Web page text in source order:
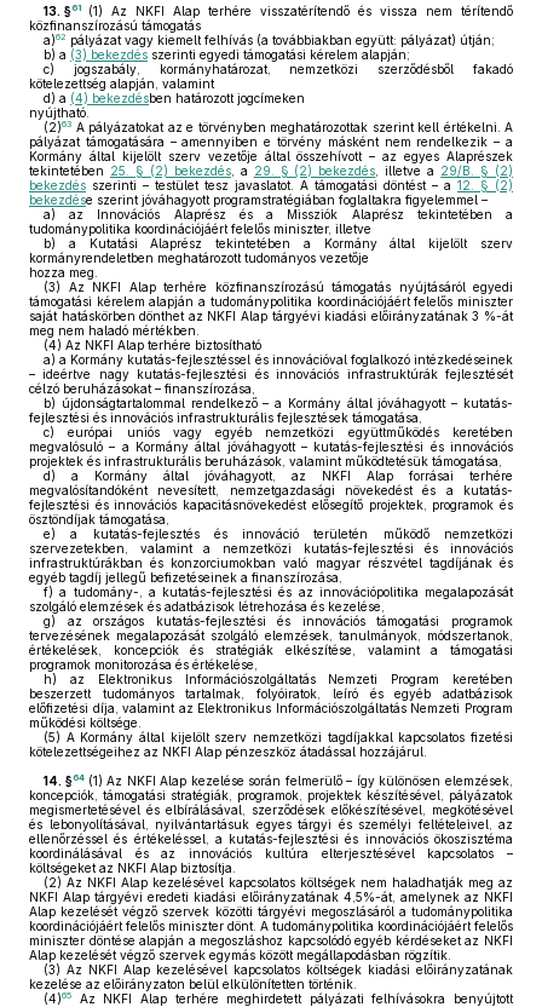
13. §61 (1) Az NKFI Alap terhére visszatérítendő és vissza nem térítendő
közfinanszírozású támogatás
a)62 pályázat vagy kiemelt felhívás (a továbbiakban együtt: pályázat) útján;
b) a (3) bekezdés szerinti egyedi támogatási kérelem alapján;
c) jogszabály, kormányhatározat, nemzetközi szerződésből fakadó
kötelezettség alapján, valamint
d) a (4) bekezdésben határozott jogcímeken
nyújtható.
(2)63 A pályázatokat az e törvényben meghatározottak szerint kell értékelni. A
pályázat támogatására – amennyiben e törvény másként nem rendelkezik – a
Kormány által kijelölt szerv vezetője által összehívott – az egyes Alaprészek
tekintetében 25. § (2) bekezdés, a 29. § (2) bekezdés , illetve a 29/B. § (2)
bekezdés szerinti – testület tesz javaslatot. A támogatási döntést – a 12. § (2)
bekezdése szerint jóváhagyott programstratégiában foglaltakra figyelemmel –
a) az Innovációs Alaprész és a Missziók Alaprész tekintetében a
tudománypolitika koordinációjáért felelős miniszter, illetve
b) a Kutatási Alaprész tekintetében a Kormány által kijelölt szerv
kormányrendeletben meghatározott tudományos vezetője
hozza meg.
(3) Az NKFI Alap terhére közfinanszírozású támogatás nyújtásáról egyedi
támogatási kérelem alapján a tudománypolitika koordinációjáért felelős miniszter
saját hatáskörben dönthet az NKFI Alap tárgyévi kiadási előirányzatának 3 %-át
meg nem haladó mértékben.
(4) Az NKFI Alap terhére biztosítható
a) a Kormány kutatás-fejlesztéssel és innovációval foglalkozó intézkedéseinek
– ideértve nagy kutatás-fejlesztési és innovációs infrastruktúrák fejlesztését
célzó beruházásokat – finanszírozása,
b) újdonságtartalommal rendelkező – a Kormány által jóváhagyott – kutatás-
fejlesztési és innovációs infrastrukturális fejlesztések támogatása,
c) európai uniós vagy egyéb nemzetközi együttműködés keretében
megvalósuló – a Kormány által jóváhagyott – kutatás-fejlesztési és innovációs
projektek és infrastrukturális beruházások, valamint működtetésük támogatása,
d) a Kormány által jóváhagyott, az NKFI Alap forrásai terhére
megvalósítandóként nevesített, nemzetgazdasági növekedést és a kutatás-
fejlesztési és innovációs kapacitásnövekedést elősegítő projektek, programok és
ösztöndíjak támogatása,
e) a kutatás-fejlesztés és innováció területén működő nemzetközi
szervezetekben, valamint a nemzetközi kutatás-fejlesztési és innovációs
infrastruktúrákban és konzorciumokban való magyar részvétel tagdíjának és
egyéb tagdíj jellegű befizetéseinek a finanszírozása,
f) a tudomány-, a kutatás-fejlesztési és az innovációpolitika megalapozását
szolgáló elemzések és adatbázisok létrehozása és kezelése,
g) az országos kutatás-fejlesztési és innovációs támogatási programok
tervezésének megalapozását szolgáló elemzések, tanulmányok, módszertanok,
értékelések, koncepciók és stratégiák elkészítése, valamint a támogatási
programok monitorozása és értékelése,
h) az Elektronikus Információszolgáltatás Nemzeti Program keretében
beszerzett tudományos tartalmak, folyóiratok, leíró és egyéb adatbázisok
előfizetési díja, valamint az Elektronikus Információszolgáltatás Nemzeti Program
működési költsége.
(5) A Kormány által kijelölt szerv nemzetközi tagdíjakkal kapcsolatos fizetési
kötelezettségeihez az NKFI Alap pénzeszköz átadással hozzájárul.
14. §64 (1) Az NKFI Alap kezelése során felmerülő – így különösen elemzések,
koncepciók, támogatási stratégiák, programok, projektek készítésével, pályázatok
megismertetésével és elbírálásával, szerződések előkészítésével, megkötésével
és lebonyolításával, nyilvántartásuk egyes tárgyi és személyi feltételeivel, az
ellenőrzéssel és értékeléssel, a kutatás-fejlesztési és innovációs ökoszisztéma
koordinálásával és az innovációs kultúra elterjesztésével kapcsolatos –
költségeket az NKFI Alap biztosítja.
(2) Az NKFI Alap kezelésével kapcsolatos költségek nem haladhatják meg az
NKFI Alap tárgyévi eredeti kiadási előirányzatának 4,5%-át, amelynek az NKFI
Alap kezelését végző szervek közötti tárgyévi megoszlásáról a tudománypolitika
koordinációjáért felelős miniszter dönt. A tudománypolitika koordinációjáért felelős
miniszter döntése alapján a megoszláshoz kapcsolódó egyéb kérdéseket az NKFI
Alap kezelését végző szervek egymás között megállapodásban rögzítik.
(3) Az NKFI Alap kezelésével kapcsolatos költségek kiadási előirányzatának
kezelése az előirányzaton belül elkülönítetten történik.
(4)65
Az NKFI Alap terhére meghirdetett pályázati felhívásokra benyújtott